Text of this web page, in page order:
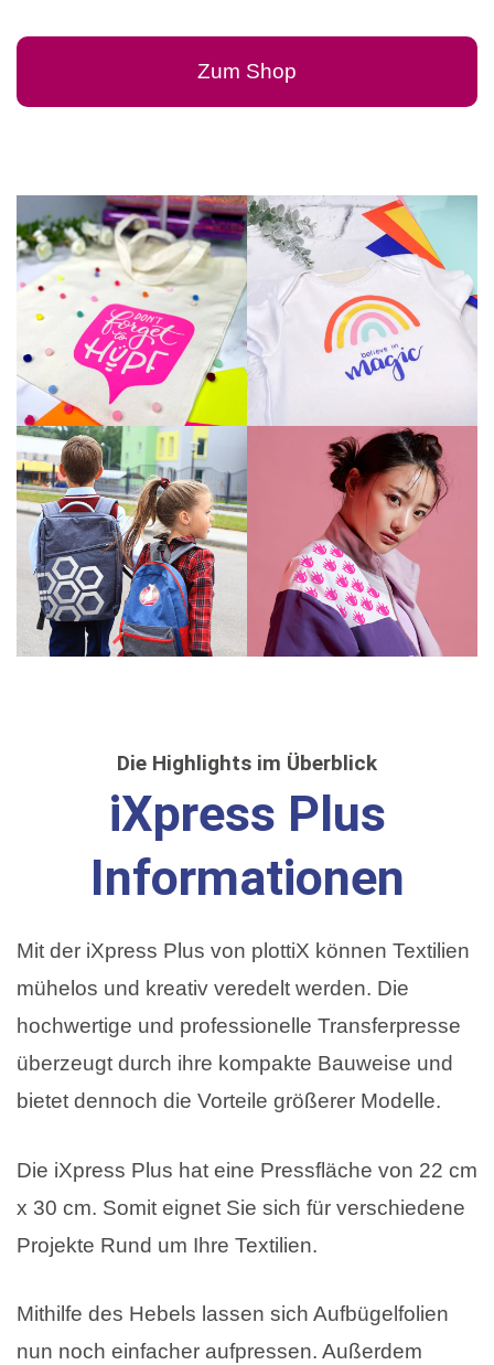
Zum Shop
Die Highlights im Überblick
iXpress Plus
Informationen
Mit der iXpress Plus von plottiX können Textilien
mühelos und kreativ veredelt werden. Die
hochwertige und professionelle Transferpresse
überzeugt durch ihre kompakte Bauweise und
bietet dennoch die Vorteile größerer Modelle.
Die iXpress Plus hat eine Pressfläche von 22 cm
x 30 cm. Somit eignet Sie sich für verschiedene
Projekte Rund um Ihre Textilien.
Mithilfe des Hebels lassen sich Aufbügelfolien
nun noch einfacher aufpressen. Außerdem